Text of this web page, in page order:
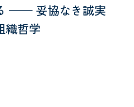
—— 妥協なき誠実
織哲学